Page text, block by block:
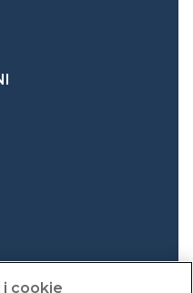
cookie